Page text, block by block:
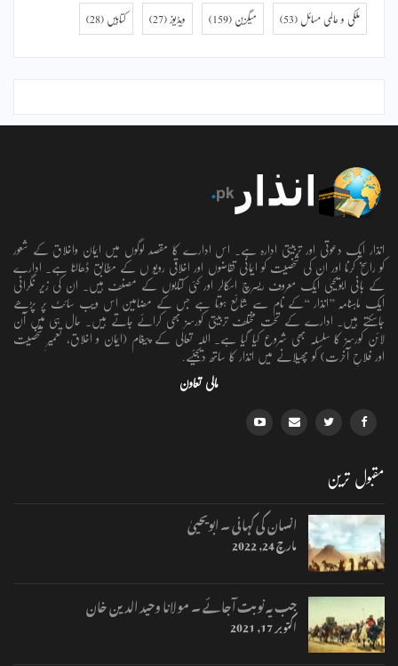
ملکی و عالمی مسائل (53) میگزین (159) ویڈیوز (27) کتابیں (28)
انذار ایک دعوتی اور تربیتی ادارہ ہے۔ اس ادارے کا مقصد لوگوں میں ایمان واخلاق کے شعور
کو راسخ کرنا اور ان کی شخصیت کو ایمانی تقاضوں اور اخلاقی رویو ں کے مطابق ڈھالنا ہے۔ ادارے
کے بانی ابویحییٰ ایک معروف ریسرچ اسکالر اور کئی کتابوں کے مصنف ہیں۔ ان کی زیر نگرانی
ایک ماہنامہ ’’انذار ‘‘کے نام سے شائع ہوتا ہے جس کے مضامین اس ویب سائٹ پر پڑھے
جاسکتے ہیں۔ ادارے کے تحت مختلف تربیتی کورسز بھی کرائے جاتے ہیں۔ حال ہی میں آن
لائن کورسز کا سلسلہ بھی شروع کیا گیا ہے۔ اللہ تعالٰی کے پیغام (ایمان و اخلاق، تعمیرِ شخصیت
اور فلاحِ آخرت) کو پھیلانے میں انذار کا ساتھ دیجئیے.
مالی تعاون
مقبول ترین
انسان کی کہانی ۔ ابویحییٰ
مارچ 24, 2022
جب یہ نوبت آجائے ۔ مولانا وحید الدین خان
اکتوبر 17, 2021